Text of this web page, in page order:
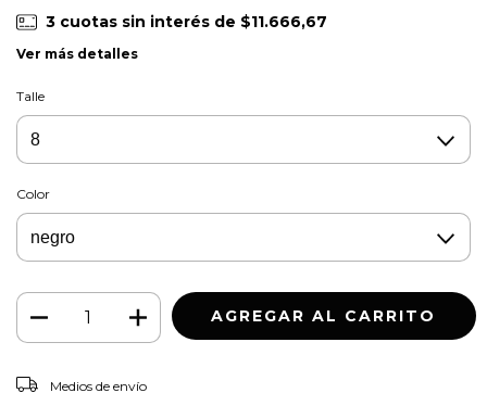
3 cuotas sin interés de $11.666,67
Ver más detalles
Talle
Color
Entregas para el CP:
Medios de envío